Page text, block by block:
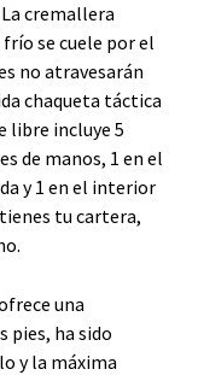
cremallera
se cuele por el
no atravesarán
chaqueta táctica
libre incluye 5
de manos, 1 en el
y 1 en el interior
tu cartera,
una
pies, ha sido
y la máxima